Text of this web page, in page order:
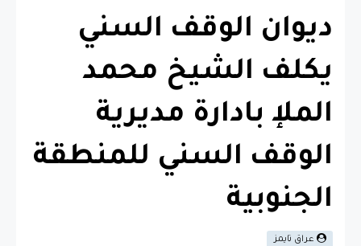
ديوان الوقف السني
يكلف الشيخ محمد
الملإ بادارة مديرية
الوقف السني للمنطقة
الجنوبية
عراق تايمز